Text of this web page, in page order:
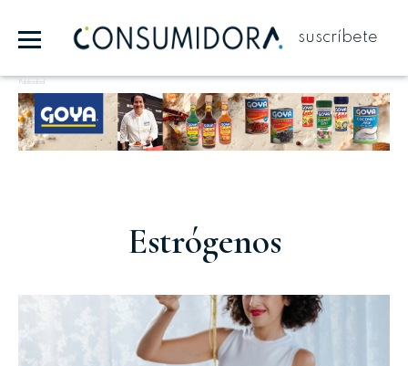
suscríbete
Publicidad
Estrógenos